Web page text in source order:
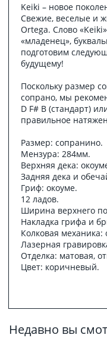
Keiki – новое
Свежие, веселые и
Ortega. Слово
«младенец»,
подготовим
будущему!
Поскольку размер
сопрано, мы
D F# B (стандарт)
правильное
Размер: сопранино.
Мензура: 284мм.
Верхняя дека:
Задняя дека и
Гриф: окоуме.
12 ладов.
Ширина верхнего
Накладка грифа и
Колковая
Лазерная
Отделка: матовая,
Цвет: коричневый.
Недавно вы